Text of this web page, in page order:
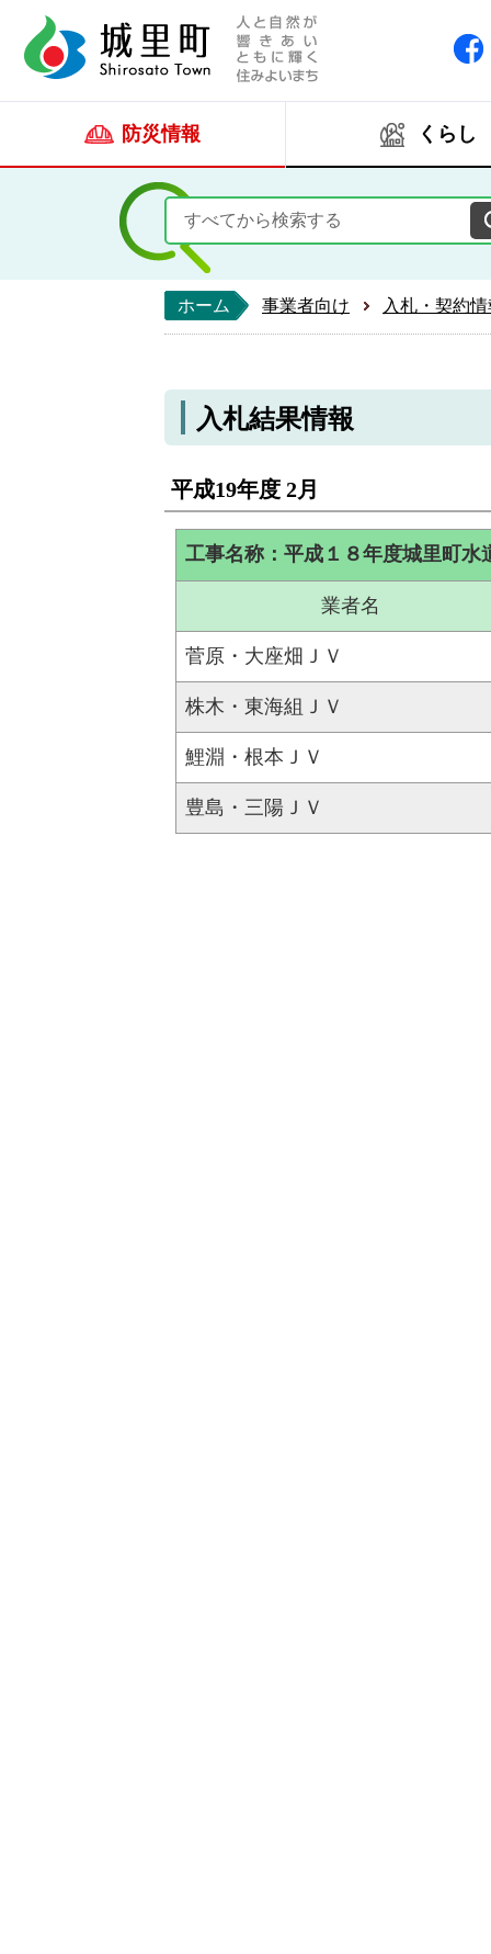
防災情報 くらし
ホーム 事業者向け 入札・契約
入札結果情報
平成19年度 2月
工事名称：平成１８年度城里町
業者名
菅原・大座畑ＪＶ
株木・東海組ＪＶ
鯉淵・根本ＪＶ
豊島・三陽ＪＶ